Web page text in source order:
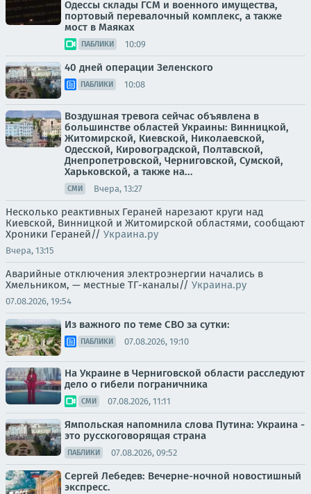
Одессы склады ГСМ и военного имущества,
портовый перевалочный комплекс, а также
мост в Маяках
ПАБЛИКИ 10:09
40 дней операции Зеленского
ПАБЛИКИ 10:08
Воздушная тревога сейчас объявлена в
большинстве областей Украины: Винницкой,
Житомирской, Киевской, Николаевской,
Одесской, Кировоградской, Полтавской,
Днепропетровской, Черниговской, Сумской,
Харьковской, а также на...
СМИ Вчера, 13:27
Несколько реактивных Гераней нарезают круги над
Киевской, Винницкой и Житомирской областями, сообщают
Хроники Гераней// Украина.ру
Вчера, 13:15
Аварийные отключения электроэнергии начались в
Хмельником, — местные ТГ-каналы// Украина.ру
07.08.2026, 19:54
Из важного по теме СВО за сутки:
ПАБЛИКИ 07.08.2026, 19:10
На Украине в Черниговской области расследуют
дело о гибели пограничника
СМИ 07.08.2026, 11:11
Ямпольская напомнила слова Путина: Украина -
это русскоговорящая страна
ПАБЛИКИ 07.08.2026, 09:52
Сергей Лебедев: Вечерне-ночной новостишный
экспресс.